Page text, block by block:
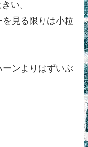
い。
を見る限りは小粒
ンよりはずいぶ